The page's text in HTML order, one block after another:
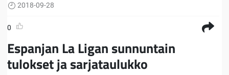
2018-09-28
0
Espanjan La Ligan sunnuntain
tulokset ja sarjataulukko